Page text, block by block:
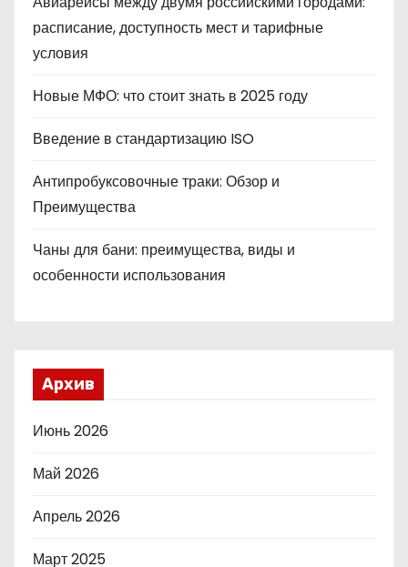
расписание, доступность мест и тарифные
условия
Новые МФО: что стоит знать в 2025 году
Введение в стандартизацию ISO
Антипробуксовочные траки: Обзор и
Преимущества
Чаны для бани: преимущества, виды и
особенности использования
Архив
Июнь 2026
Май 2026
Апрель 2026
Март 2025